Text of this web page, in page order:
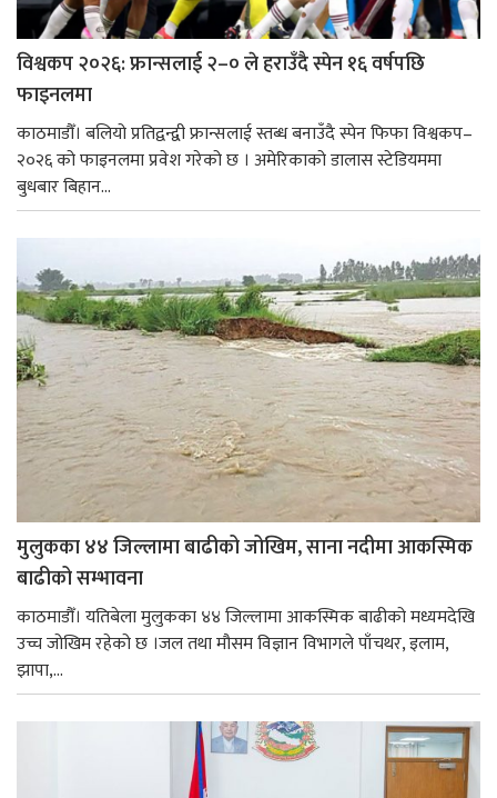
विश्वकप २०२६: फ्रान्सलाई २–० ले हराउँदै स्पेन १६ वर्षपछि
फाइनलमा
काठमाडौँ। बलियो प्रतिद्वन्द्वी फ्रान्सलाई स्तब्ध बनाउँदै स्पेन फिफा विश्वकप–
२०२६ को फाइनलमा प्रवेश गरेको छ । अमेरिकाको डालास स्टेडियममा
बुधबार बिहान...
मुलुकका ४४ जिल्लामा बाढीको जोखिम, साना नदीमा आकस्मिक
बाढीको सम्भावना
काठमाडौँ। यतिबेला मुलुकका ४४ जिल्लामा आकस्मिक बाढीको मध्यमदेखि
उच्च जोखिम रहेको छ ।जल तथा मौसम विज्ञान विभागले पाँचथर, इलाम,
झापा,...